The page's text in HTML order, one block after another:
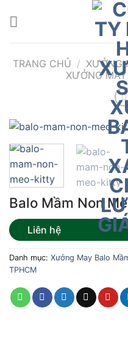
TRANG CHỦ / XƯỞNG
XƯỞNG
Balo Mầm Non
Liên hệ
Danh mục: Xưởng May Balo
TPHCM